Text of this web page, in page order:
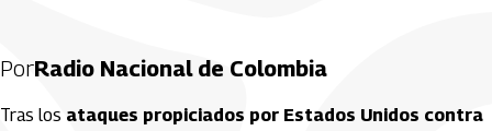
PorRadio Nacional de Colombia
Tras los ataques propiciados por Estados Unidos contra